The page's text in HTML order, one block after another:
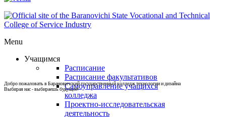
Menu
Учащимся
Расписание
Расписание факультативов
Самоуправление учащихся
колледжа
Проектно-исследовательская
деятельность
Добро пожаловать в Барановичский государственный колледж технологии и дизайна
Выбирая нас - выбираешь будущее!